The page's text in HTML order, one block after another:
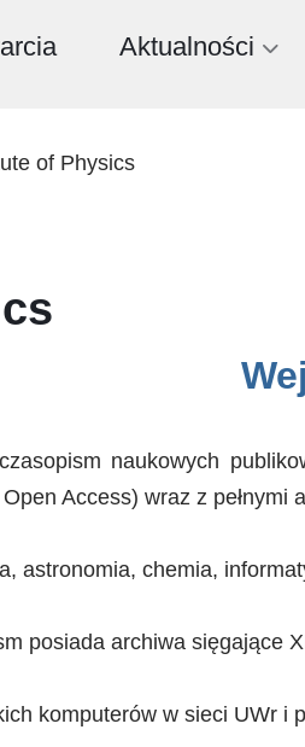
Aktualności
of Physics
naukowych
Access) wraz z
astronomia, chemia,
posiada archiwa sięgające
komputerów w sieci UWr i